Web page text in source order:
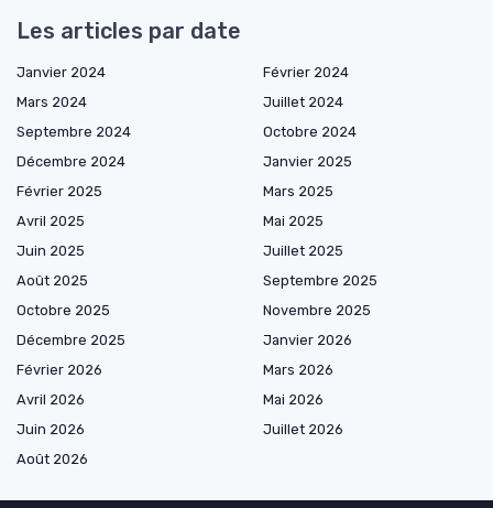
Les articles par date
Janvier 2024
Février 2024
Mars 2024
Juillet 2024
Septembre 2024
Octobre 2024
Décembre 2024
Janvier 2025
Février 2025
Mars 2025
Avril 2025
Mai 2025
Juin 2025
Juillet 2025
Août 2025
Septembre 2025
Octobre 2025
Novembre 2025
Décembre 2025
Janvier 2026
Février 2026
Mars 2026
Avril 2026
Mai 2026
Juin 2026
Juillet 2026
Août 2026